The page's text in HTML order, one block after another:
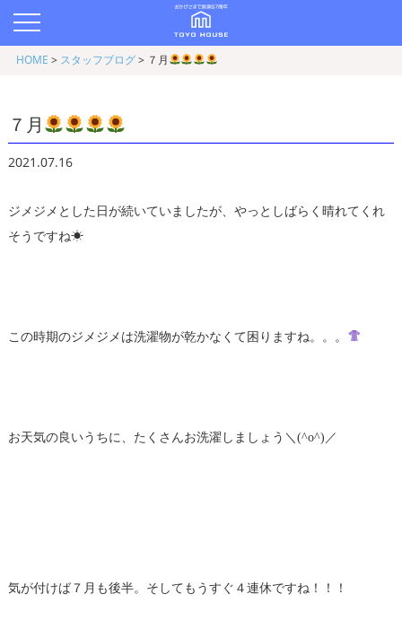
HOME > スタッフブログ> ７月
７月
2021.07.16
ジメジメとした日が続いていましたが、やっとしばらく晴れてくれ
そうですね☀
この時期のジメジメは洗濯物が乾かなくて困りますね。。。
お天気の良いうちに、たくさんお洗濯しましょう＼(^o^)／
気が付けば７月も後半。そしてもうすぐ４連休ですね！！！